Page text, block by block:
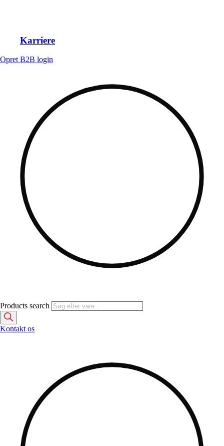
Karriere
Opret B2B login
Products search
Kontakt os